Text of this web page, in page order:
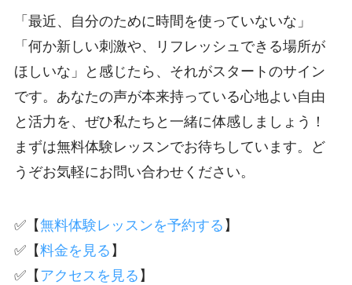
「最近、自分のために時間を使っていないな」
「何か新しい刺激や、リフレッシュできる場所が
ほしいな」と感じたら、それがスタートのサイン
です。あなたの声が本来持っている心地よい自由
と活力を、ぜひ私たちと一緒に体感しましょう！
まずは無料体験レッスンでお待ちしています。ど
うぞお気軽にお問い合わせください。
✅【無料体験レッスンを予約する 】
✅【料金を見る 】
✅【 アクセスを見る 】